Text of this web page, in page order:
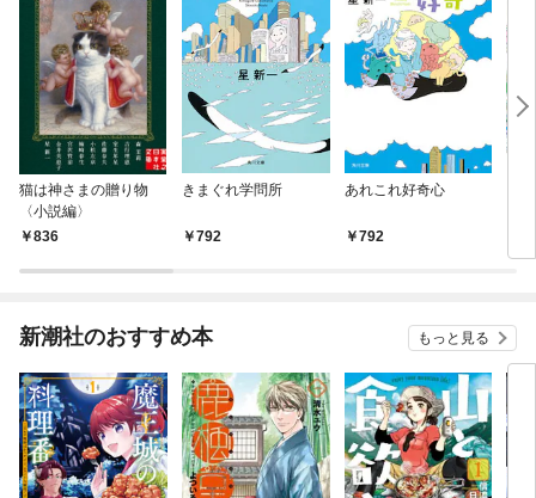
猫は神さまの贈り物
〈小説編〉
836
きまぐれ学問所
792
あれこれ好奇心
792
新潮社のおすすめ本 もっと見る